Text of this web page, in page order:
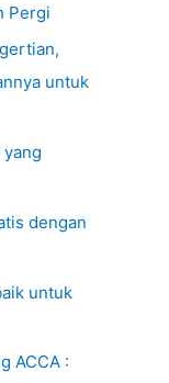
Pergi
untuk
dengan
untuk
ACCA :